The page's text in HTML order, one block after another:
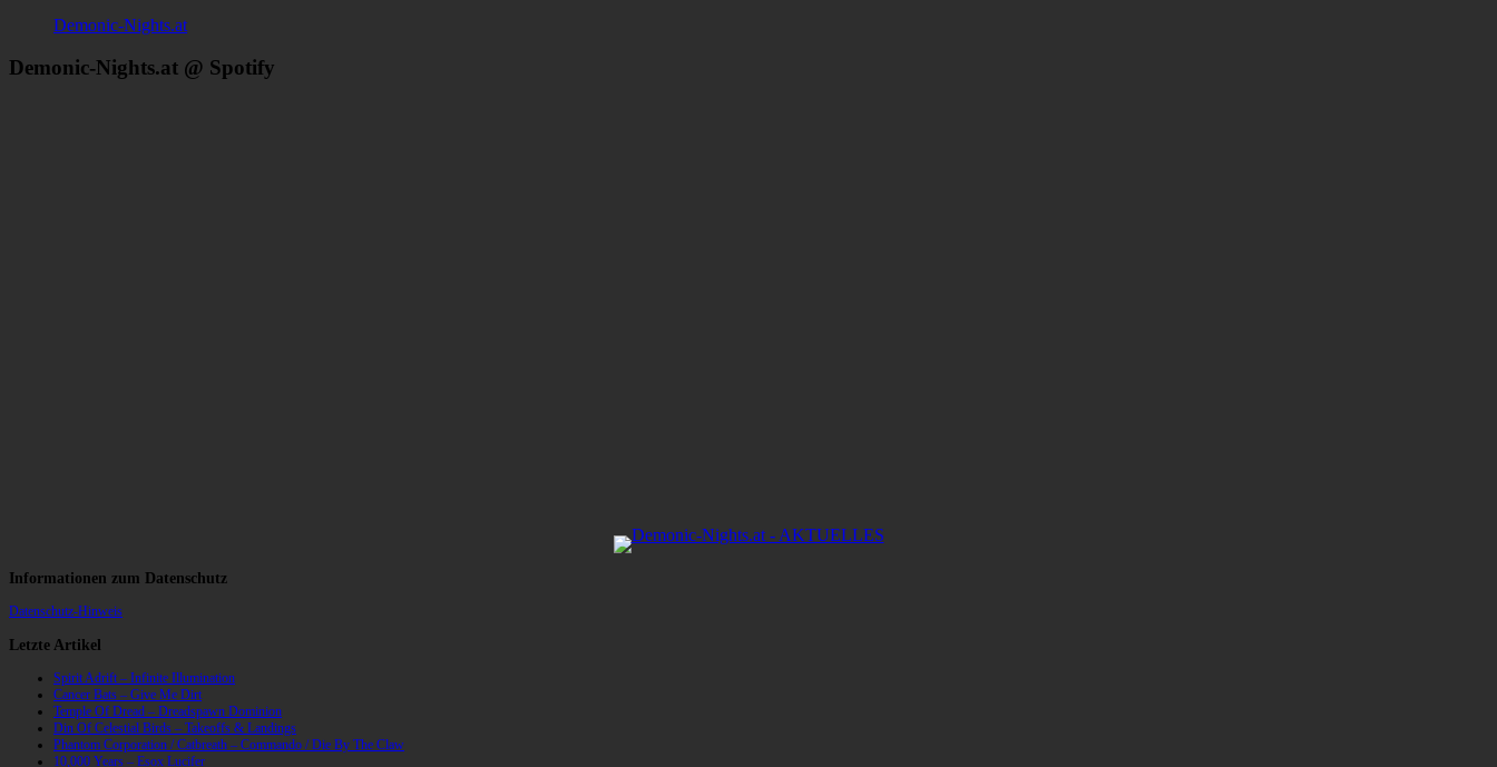
Demonic-Nights.at
Demonic-Nights.at @ Spotify
Informationen zum Datenschutz
Datenschutz-Hinweis
Letzte Artikel
Spirit Adrift – Infinite Illumination
Cancer Bats – Give Me Dirt
Temple Of Dread – Dreadspawn Dominion
Din Of Celestial Birds – Takeoffs & Landings
Phantom Corporation / Catbreath – Commando / Die By The Claw
10,000 Years – Esox Lucifer